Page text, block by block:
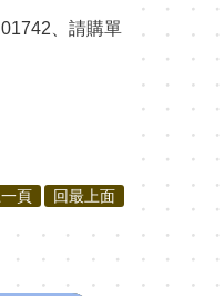
、請購單
頁 回最上面